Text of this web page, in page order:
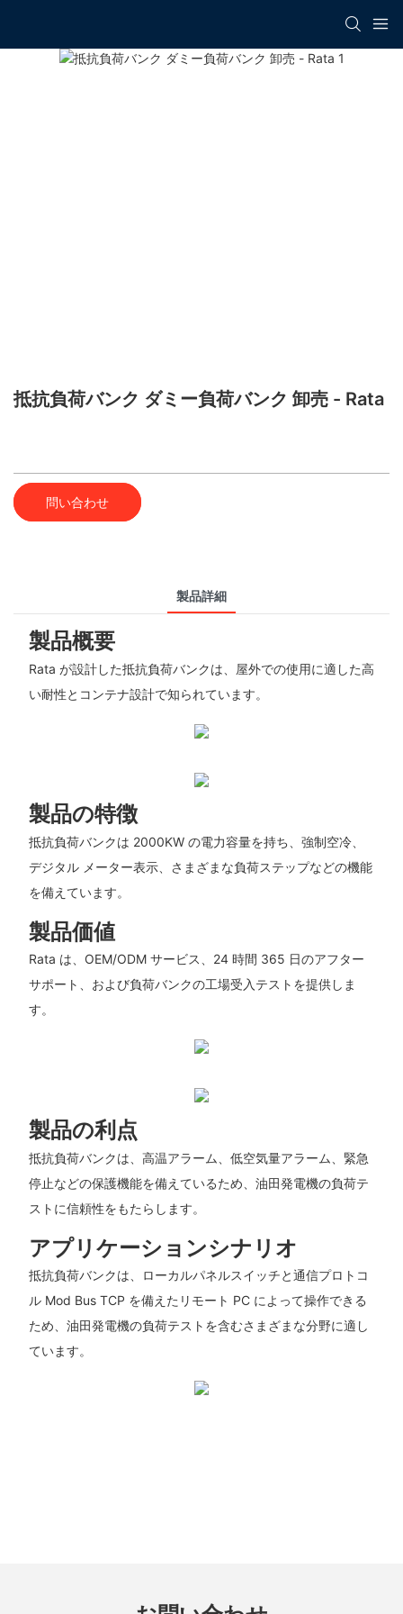
抵抗負荷バンク ダミー負荷バンク 卸売 - Rata
問い合わせ
製品詳細
製品概要
Rata が設計した抵抗負荷バンクは、屋外での使用に適した高
い耐性とコンテナ設計で知られています。
製品の特徴
抵抗負荷バンクは 2000KW の電力容量を持ち、強制空冷、
デジタル メーター表示、さまざまな負荷ステップなどの機能
を備えています。
製品価値
Rata は、OEM/ODM サービス、24 時間 365 日のアフター
サポート、および負荷バンクの工場受入テストを提供しま
す。
製品の利点
抵抗負荷バンクは、高温アラーム、低空気量アラーム、緊急
停止などの保護機能を備えているため、油田発電機の負荷テ
ストに信頼性をもたらします。
アプリケーションシナリオ
抵抗負荷バンクは、ローカルパネルスイッチと通信プロトコ
ル Mod Bus TCP を備えたリモート PC によって操作できる
ため、油田発電機の負荷テストを含むさまざまな分野に適し
ています。